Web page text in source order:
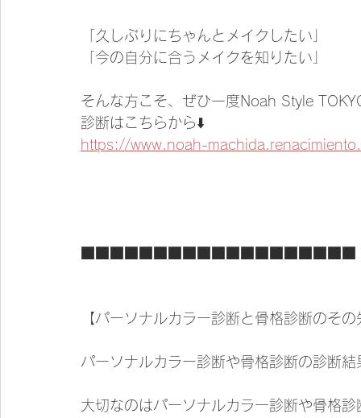
「久しぶりにちゃんとメイクしたい」
「今の自分に合うメイクを知りたい」
そんな方こそ、ぜひ一度Noah Style
診断はこちらから⬇️
https://www.noah-
【パーソナルカラー診断と骨格診断のその
パーソナルカラー診断や骨格診断の診断結
大切なのはパーソナルカラー診断や骨格